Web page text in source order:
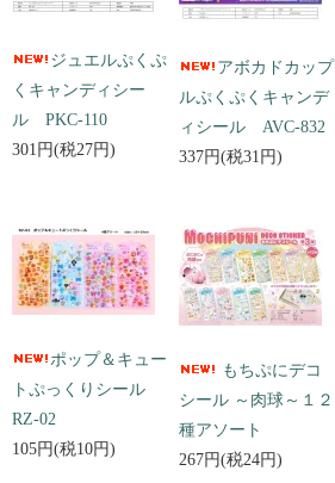
ジュエルぷくぷ
くキャンディシー
ル PKC-110
301円(税27円)
アボカドカップ
ルぷくぷくキャンデ
ィシール AVC-832
337円(税31円)
ポップ＆キュー
トぷっくりシール
RZ-02
105円(税10円)
もちぷにデコ
シール ～肉球～１２
種アソート
267円(税24円)